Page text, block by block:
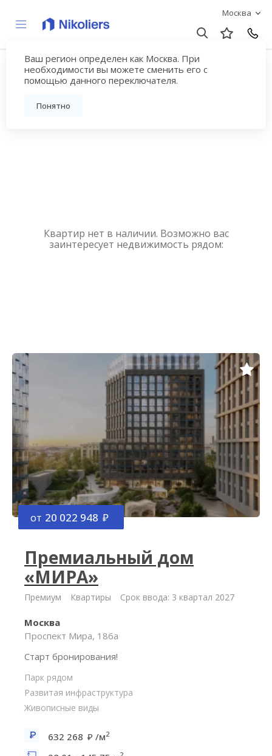
Москва
Ваш регион определен как Москва. При
необходимости вы можете сменить его с
помощью данного переключателя.
Понятно
Купить квартиру
новостройку у метро
Квартир нет в наличии. Возможно вас
заинтересует недвижимость рядом:
от 20 022 948
Премиальный дом
«МИРА»
Премиум Квартиры Срок ввода: 3 квартал 2027
Москва
Проспект Мира, 186а
Старт бронирования!
Парк рядом
Развитая инфраструктура
Живописные виды
632 268 /м2